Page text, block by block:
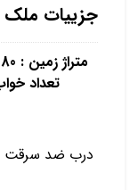
جزییات ملک
متراژ زمین : 280متر متراژ زیر بنا : 160 متر
تعداد خواب : 3
درب ضد سرقت